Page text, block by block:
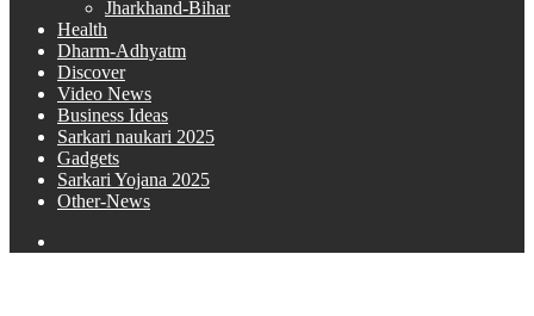
Jharkhand-Bihar
Health
Dharm-Adhyatm
Discover
Video News
Business Ideas
Sarkari naukari 2025
Gadgets
Sarkari Yojana 2025
Other-News